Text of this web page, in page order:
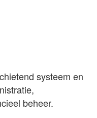
systeem en
beheer.